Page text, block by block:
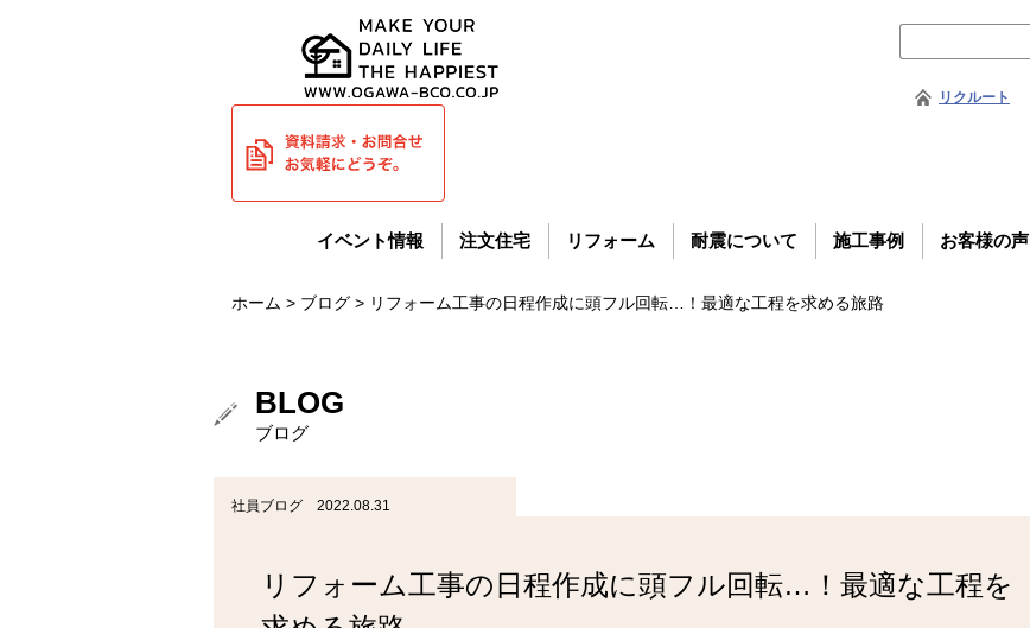
リクルート
イベント情報 注文住宅 リフォーム 耐震について 施工事例 お客様の声
ホーム > ブログ > リフォーム工事の日程作成に頭フル回転…！最適な工程を求める旅路
BLOG
ブログ
社員ブログ 2022.08.31
リフォーム工事の日程作成に頭フル回転…！最適な工程を